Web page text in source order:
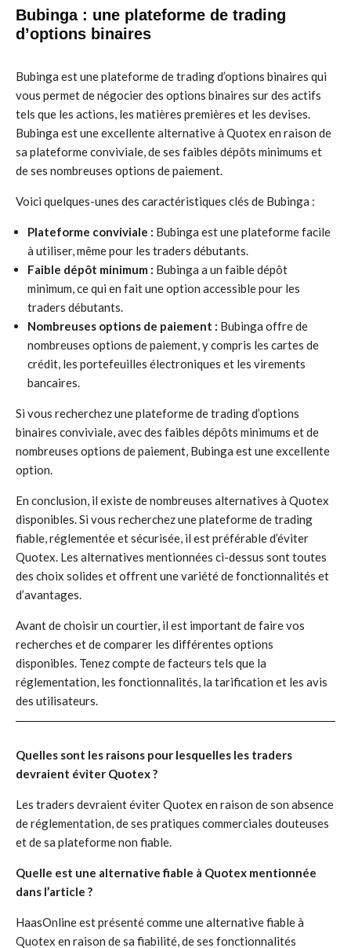
Bubinga : une plateforme de trading
d’options binaires
Bubinga est une plateforme de trading d’options binaires qui
vous permet de négocier des options binaires sur des actifs
tels que les actions, les matières premières et les devises.
Bubinga est une excellente alternative à Quotex en raison de
sa plateforme conviviale, de ses faibles dépôts minimums et
de ses nombreuses options de paiement.
Voici quelques-unes des caractéristiques clés de Bubinga :
Plateforme conviviale : Bubinga est une plateforme facile
à utiliser, même pour les traders débutants.
Faible dépôt minimum : Bubinga a un faible dépôt
minimum, ce qui en fait une option accessible pour les
traders débutants.
Nombreuses options de paiement : Bubinga offre de
nombreuses options de paiement, y compris les cartes de
crédit, les portefeuilles électroniques et les virements
bancaires.
Si vous recherchez une plateforme de trading d’options
binaires conviviale, avec des faibles dépôts minimums et de
nombreuses options de paiement, Bubinga est une excellente
option.
En conclusion, il existe de nombreuses alternatives à Quotex
disponibles. Si vous recherchez une plateforme de trading
fiable, réglementée et sécurisée, il est préférable d’éviter
Quotex. Les alternatives mentionnées ci-dessus sont toutes
des choix solides et offrent une variété de fonctionnalités et
d’avantages.
Avant de choisir un courtier, il est important de faire vos
recherches et de comparer les différentes options
disponibles. Tenez compte de facteurs tels que la
réglementation, les fonctionnalités, la tarification et les avis
des utilisateurs.
Quelles sont les raisons pour lesquelles les traders
devraient éviter Quotex ?
Les traders devraient éviter Quotex en raison de son absence
de réglementation, de ses pratiques commerciales douteuses
et de sa plateforme non fiable.
Quelle est une alternative fiable à Quotex mentionnée
dans l’article ?
HaasOnline est présenté comme une alternative fiable à
Quotex en raison de sa fiabilité, de ses fonctionnalités